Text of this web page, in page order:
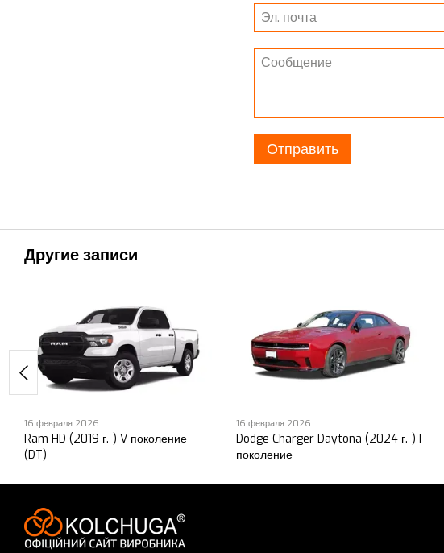
Отправить
Другие записи
16 февраля 2026
Ram HD (2019 г.-) V поколение
(DT)
16 февраля 2026
Dodge Charger Daytona (2024 г.-) I
поколение